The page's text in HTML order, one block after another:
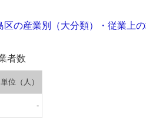
の産業別（大分類）・従業上
者数
単位（人）
-